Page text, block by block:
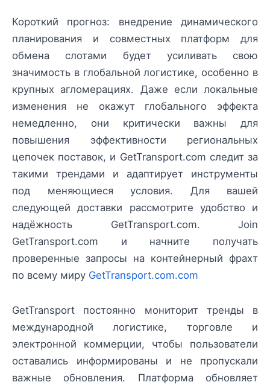
Короткий прогноз: внедрение динамического
планирования и совместных платформ для
обмена слотами будет усиливать свою
значимость в глобальной логистике, особенно в
крупных агломерациях. Даже если локальные
изменения не окажут глобального эффекта
немедленно, они критически важны для
повышения эффективности региональных
цепочек поставок, и GetTransport.com следит за
такими трендами и адаптирует инструменты
под меняющиеся условия. Для вашей
следующей доставки рассмотрите удобство и
надёжность GetTransport.com. Join
GetTransport.com и начните получать
проверенные запросы на контейнерный фрахт
по всему миру GetTransport.com.com
GetTransport постоянно мониторит тренды в
международной логистике, торговле и
электронной коммерции, чтобы пользователи
оставались информированы и не пропускали
важные обновления. Платформа обновляет